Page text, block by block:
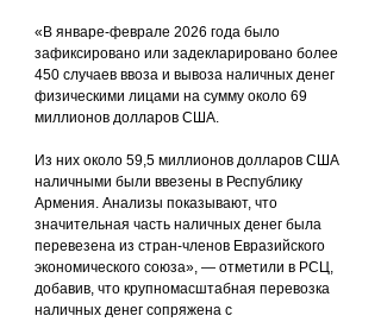
«В январе-феврале 2026 года было
зафиксировано или задекларировано более
450 случаев ввоза и вывоза наличных денег
физическими лицами на сумму около 69
миллионов долларов США.
Из них около 59,5 миллионов долларов США
наличными были ввезены в Республику
Армения. Анализы показывают, что
значительная часть наличных денег была
перевезена из стран-членов Евразийского
экономического союза», — отметили в РСЦ,
добавив, что крупномасштабная перевозка
наличных денег сопряжена с